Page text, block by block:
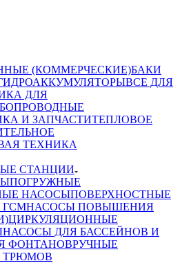
(КОММЕРЧЕСКИЕ)БАКИ
ВСЕ ДЛЯ
ДЛЯ
И ЗАПЧАСТИТЕПЛОВОЕ
ТЕХНИКА
СТАНЦИИ
ПОГРУЖНЫЕ
НАСОСЫПОВЕРХНОСТНЫЕ
ГСМНАСОСЫ ПОВЫШЕНИЯ
ЦИРКУЛЯЦИОННЫЕ
НАСОСЫ ДЛЯ БАССЕЙНОВ И
ФОНТАНОВРУЧНЫЕ
ТРЮМОВ